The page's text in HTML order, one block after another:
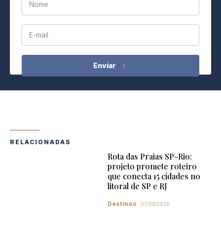
Nome
E-mail
RELACIONADAS
Rota das Praias SP-Rio:
projeto promete roteiro
que conecta 15 cidades no
litoral de SP e RJ
Destinos 07/08/2026